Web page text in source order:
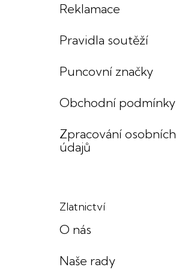
Reklamace
Pravidla soutěží
Puncovní značky
Obchodní podmínky
Zpracování osobních
údajů
Zlatnictví
O nás
Naše rady